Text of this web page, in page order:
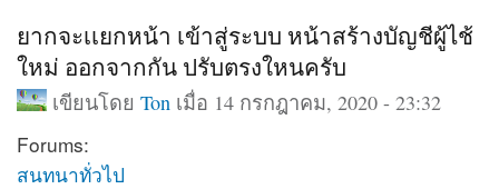
ยากจะเเยกหน้า เข้าสู่ระบบ หน้าสร้างบัญชีผู้ไช้
ใหม่ ออกจากกัน ปรับตรงใหนครับ
เขียนโดย Ton เมื่อ 14 กรกฎาคม, 2020 - 23:32
Forums:
สนทนาทั่วไป